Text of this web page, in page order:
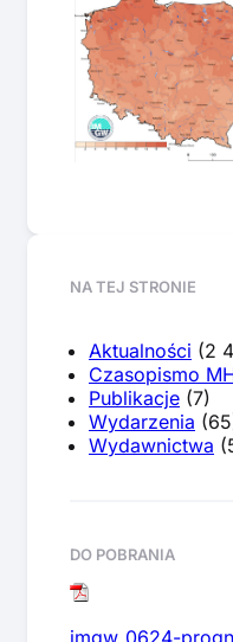
NA TEJ STRONIE
Aktualności (2
Czasopismo
Publikacje (7)
Wydarzenia
Wydawnictwa
DO POBRANIA
imgw_0624-